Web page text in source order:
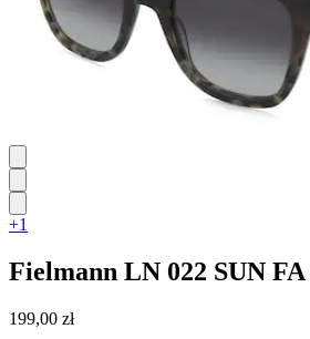
+1
Fielmann LN 022 SUN
199,00 zł